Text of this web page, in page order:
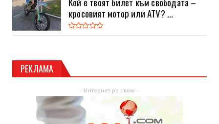
кросовият мотор или ATV? ...
РЕКЛАМА
- Интернет реклама -